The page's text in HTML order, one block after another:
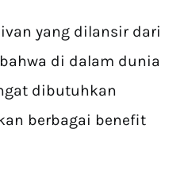
yang dilansir dari
di dalam dunia
dibutuhkan
berbagai benefit